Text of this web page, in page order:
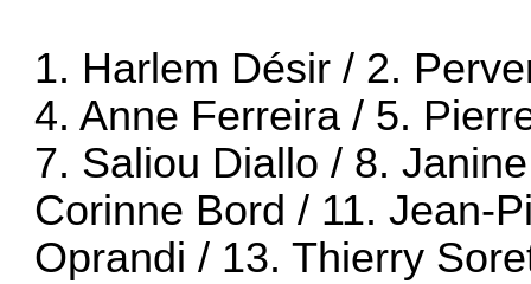
1. Harlem Désir / 2.
4. Anne Ferreira / 5.
7. Saliou Diallo / 8.
Corinne Bord / 11. Jean-
Oprandi / 13. Thierry